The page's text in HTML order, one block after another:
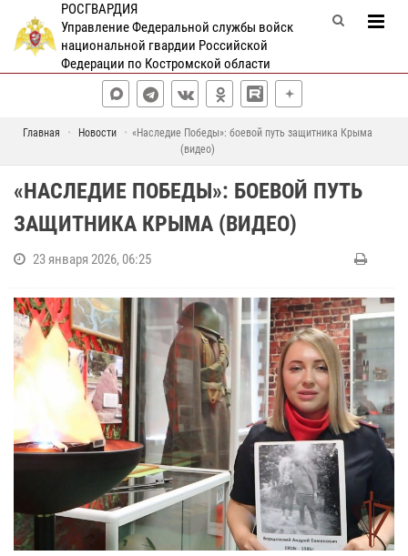
РОСГВАРДИЯ
Управление Федеральной службы войск
национальной гвардии Российской
Федерации по Костромской области
Главная Новости
«Наследие Победы»: боевой путь защитника Крыма
(видео)
«НАСЛЕДИЕ ПОБЕДЫ»: БОЕВОЙ ПУТЬ
ЗАЩИТНИКА КРЫМА (ВИДЕО)
23 января 2026, 06:25